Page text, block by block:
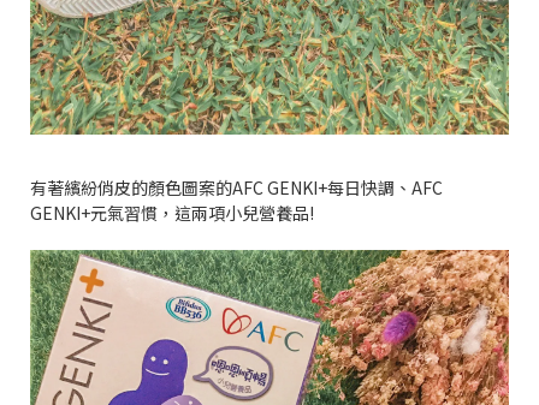
有著繽紛俏皮的顏色圖案的AFC GENKI+每日快調、AFC
GENKI+元氣習慣，這兩項小兒營養品!